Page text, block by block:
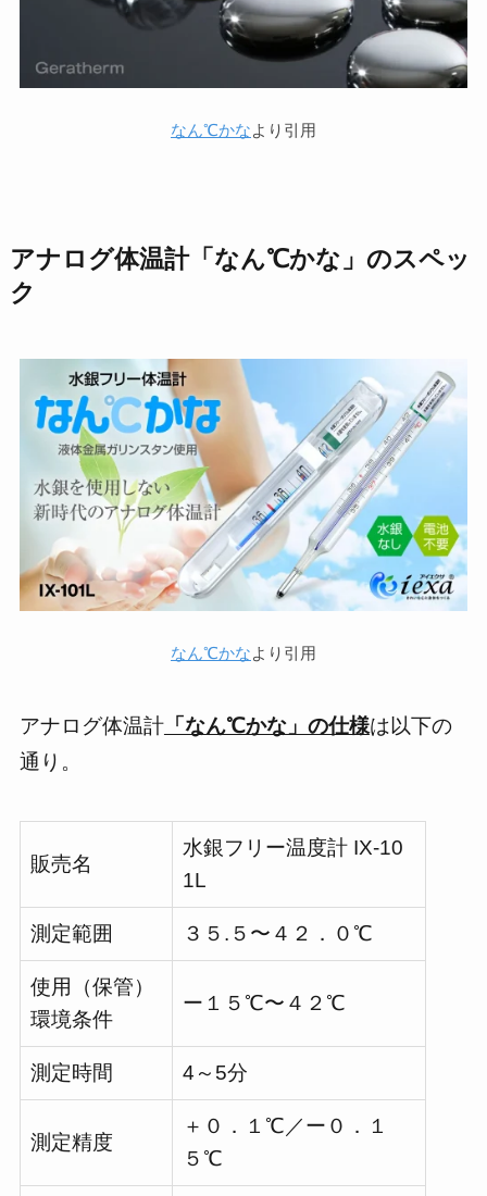
なん℃かなより引用
アナログ体温計「なん℃かな」のスペッ
ク
なん℃かなより引用
アナログ体温計「なん℃かな」の仕様は以下の
通り。
販売名
水銀フリー温度計 IX-10
1L
測定範囲 ３５.５〜４２．０℃
使用（保管）
環境条件
ー１５℃〜４２℃
測定時間 4～5分
測定精度
＋０．１℃／ー０．１
５℃